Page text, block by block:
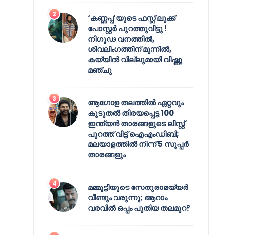
‘കണ്ണപ്പ’യുടെ ഫസ്റ്റ് ലുക്ക്
പോസ്റ്റർ പുറത്തുവിട്ടു !
നിഗൂഢ വനത്തിൽ,
ശിവലിംഗത്തിന് മുന്നിൽ,
കയ്യിൽ വില്ലുമായി വിഷ്ണു
മഞ്ചു
ആഗോള തലത്തിൽ ഏറ്റവും
കൂടുതൽ തിരയപ്പെട്ട 100
ഇന്ത്യൻ താരങ്ങളുടെ ലിസ്റ്റ്
പുറത്ത് വിട്ട് ഐഎംഡിബി;
മലയാളത്തിൽ നിന്ന് 5 സൂപ്പർ
താരങ്ങളും
മമ്മൂട്ടിയുടെ സേതുരാമയ്യർ
വീണ്ടും വരുന്നു; ആറാം
വരവിൽ ഒപ്പം പുതിയ തലമുറ?